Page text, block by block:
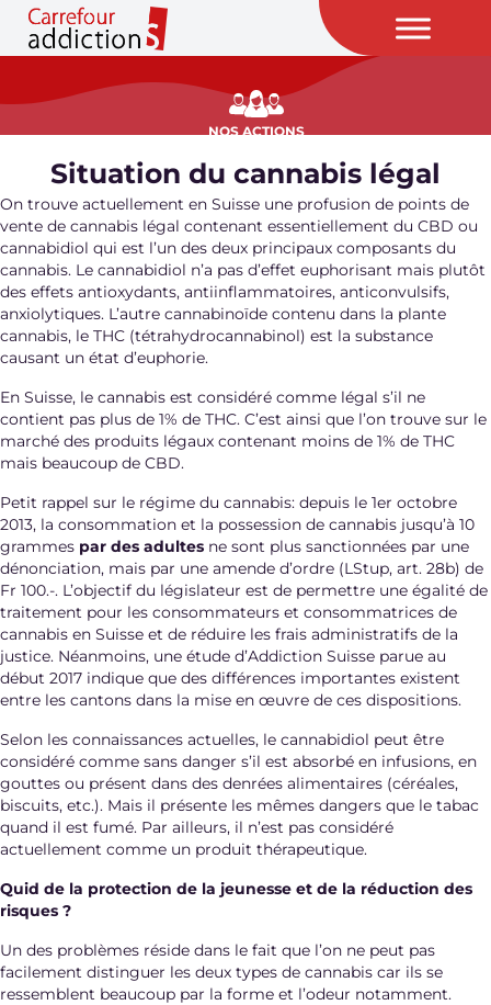
NOS ACTIONS
Situation du cannabis légal
On trouve actuellement en Suisse une profusion de points de
vente de cannabis légal contenant essentiellement du CBD ou
cannabidiol qui est l’un des deux principaux composants du
cannabis. Le cannabidiol n’a pas d’effet euphorisant mais plutôt
des effets antioxydants, antiinflammatoires, anticonvulsifs,
anxiolytiques. L’autre cannabinoïde contenu dans la plante
cannabis, le THC (tétrahydrocannabinol) est la substance
causant un état d’euphorie.
En Suisse, le cannabis est considéré comme légal s’il ne
contient pas plus de 1% de THC. C’est ainsi que l’on trouve sur le
marché des produits légaux contenant moins de 1% de THC
mais beaucoup de CBD.
Petit rappel sur le régime du cannabis: depuis le 1er octobre
2013, la consommation et la possession de cannabis jusqu’à 10
grammes par des adultes ne sont plus sanctionnées par une
dénonciation, mais par une amende d’ordre (LStup, art. 28b) de
Fr 100.-. L’objectif du législateur est de permettre une égalité de
traitement pour les consommateurs et consommatrices de
cannabis en Suisse et de réduire les frais administratifs de la
justice. Néanmoins, une étude d’Addiction Suisse parue au
début 2017 indique que des différences importantes existent
entre les cantons dans la mise en œuvre de ces dispositions.
Selon les connaissances actuelles, le cannabidiol peut être
considéré comme sans danger s’il est absorbé en infusions, en
gouttes ou présent dans des denrées alimentaires (céréales,
biscuits, etc.). Mais il présente les mêmes dangers que le tabac
quand il est fumé. Par ailleurs, il n’est pas considéré
actuellement comme un produit thérapeutique.
Quid de la protection de la jeunesse et de la réduction des
risques ?
Un des problèmes réside dans le fait que l’on ne peut pas
facilement distinguer les deux types de cannabis car ils se
ressemblent beaucoup par la forme et l’odeur notamment.